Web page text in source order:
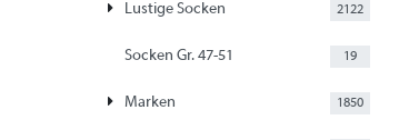
Lustige Socken 2122
Socken Gr. 47-51 19
Marken 1850